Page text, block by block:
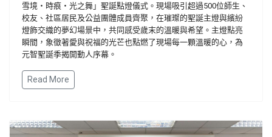
雪境・時痕・光之舞」聖誕點燈儀式。現場吸引超過500位師生、
校友、社區居民及公益團體成員齊聚，在璀璨的聖誕主燈與繽紛
燈飾交織的夢幻場景中，共同感受歲末的溫暖與希望。主燈點亮
瞬間，象徵著愛與祝福的光芒也點燃了現場每一顆溫暖的心，為
元智聖誕季揭開動人序幕。
Read More